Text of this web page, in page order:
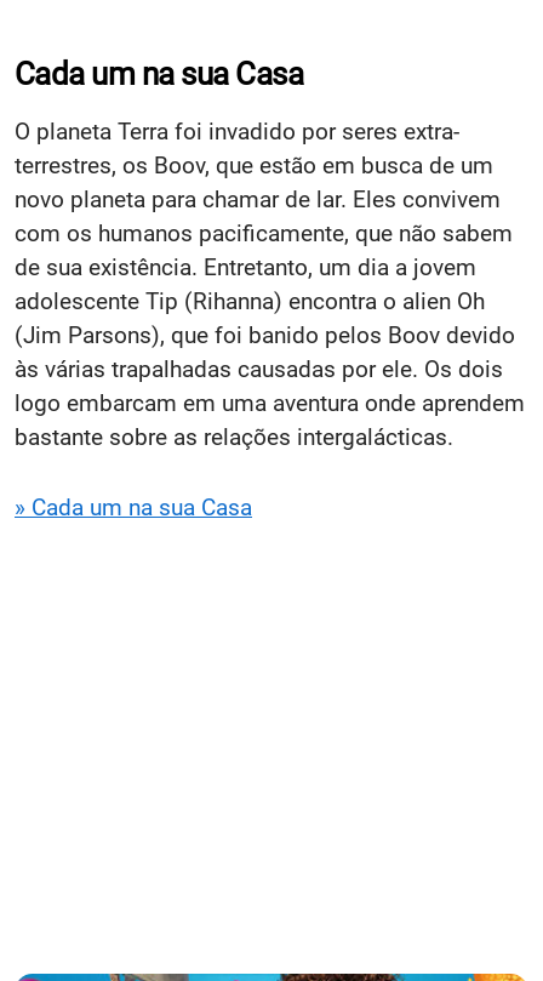
Cada um na sua Casa
O planeta Terra foi invadido por seres extra-
terrestres, os Boov, que estão em busca de um
novo planeta para chamar de lar. Eles convivem
com os humanos pacificamente, que não sabem
de sua existência. Entretanto, um dia a jovem
adolescente Tip (Rihanna) encontra o alien Oh
(Jim Parsons), que foi banido pelos Boov devido
às várias trapalhadas causadas por ele. Os dois
logo embarcam em uma aventura onde aprendem
bastante sobre as relações intergalácticas.
» Cada um na sua Casa